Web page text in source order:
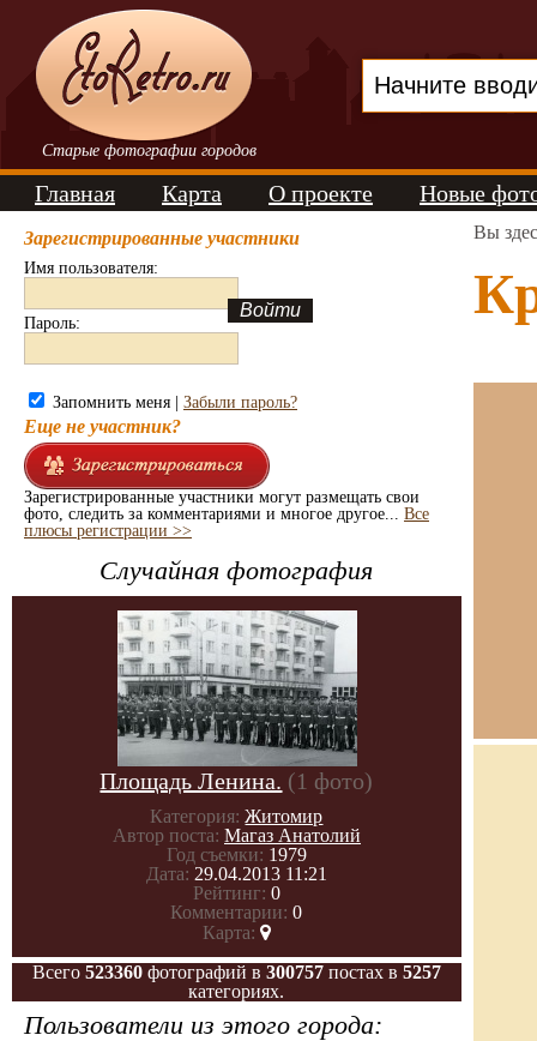
Старые фотографии городов
Главная Карта О проекте Новые
Зарегистрированные участники
Имя пользователя:
Пароль:
Запомнить меня | Забыли пароль?
Еще не участник?
Зарегистрированные участники могут размещать свои
фото, следить за комментариями и многое другое... Все
плюсы регистрации >>
Случайная фотография
Площадь Ленина. (1 фото)
Категория: Житомир
Автор поста: Магаз Анатолий
Год съемки: 1979
Дата: 29.04.2013 11:21
Рейтинг: 0
Комментарии: 0
Карта:
Всего 523360 фотографий в 300757 постах в 5257
категориях.
Пользователи из этого города:
Вы